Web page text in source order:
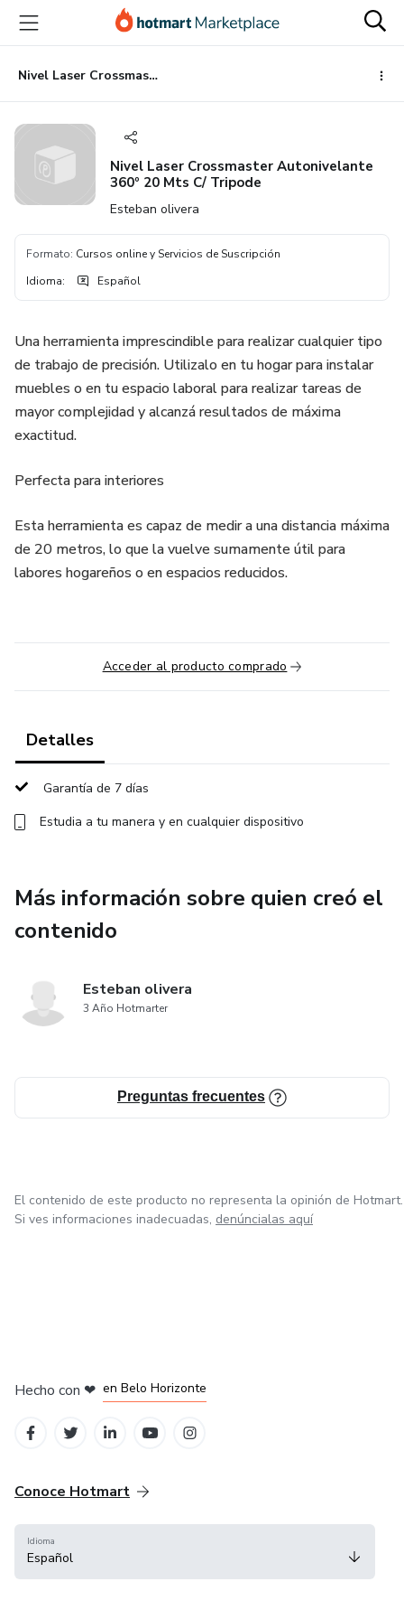
principal
página
de
página
Nivel Laser Crossmaster Autonivelante 360º 20 Mts C/ Tripode
Nivel Laser Crossmaster Autonivelante
360º 20 Mts C/ Tripode
Esteban olivera
Formato: Cursos online y Servicios de Suscripción
Idioma: Español
Una herramienta imprescindible para realizar cualquier tipo
de trabajo de precisión. Utilizalo en tu hogar para instalar
muebles o en tu espacio laboral para realizar tareas de
mayor complejidad y alcanzá resultados de máxima
exactitud.
Perfecta para interiores
Esta herramienta es capaz de medir a una distancia máxima
de 20 metros, lo que la vuelve sumamente útil para
labores hogareños o en espacios reducidos.
Acceder al producto comprado
Detalles
Garantía de 7 días
Estudia a tu manera y en cualquier dispositivo
Más información sobre quien creó el
contenido
Esteban olivera
3 Año Hotmarter
Preguntas frecuentes
El contenido de este producto no representa la opinión de Hotmart.
Si ves informaciones inadecuadas, denúncialas aquí
Hecho con ❤ en Belo Horizonte
Conoce Hotmart
Idioma
Español